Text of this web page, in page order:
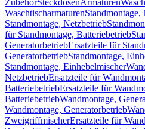
ZubehörSteckdosenArmaturen
WaschtischarmaturenStandmontage,
Standmontage, Netzbetrieb
für Standmontage, Batteriebetrieb
GeneratorbetriebErsatzteile für
GeneratorbetriebStandmontage,
Standmontage, Einhebelmischer
NetzbetriebErsatzteile für
BatteriebetriebErsatzteile für
BatteriebetriebWandmontage,
Wandmontage, Generatorbetrieb
ZweigriffmischerErsatzteile für